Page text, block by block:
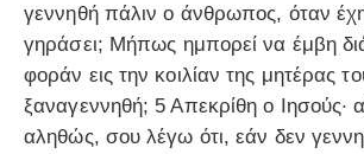
γεννηθή πάλιν ο άνθρωπος, όταν
γηράσει; Μήπως ημπορεί να έμβη
φοράν εις την κοιλίαν της μητέρας
ξαναγεννηθή; 5 Απεκρίθη ο Ιησούς·
αληθώς, σου λέγω ότι, εάν δεν